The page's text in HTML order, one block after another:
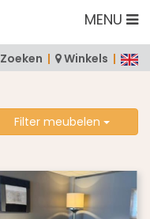
MENU
Zoeken | Winkels |
Filter meubelen